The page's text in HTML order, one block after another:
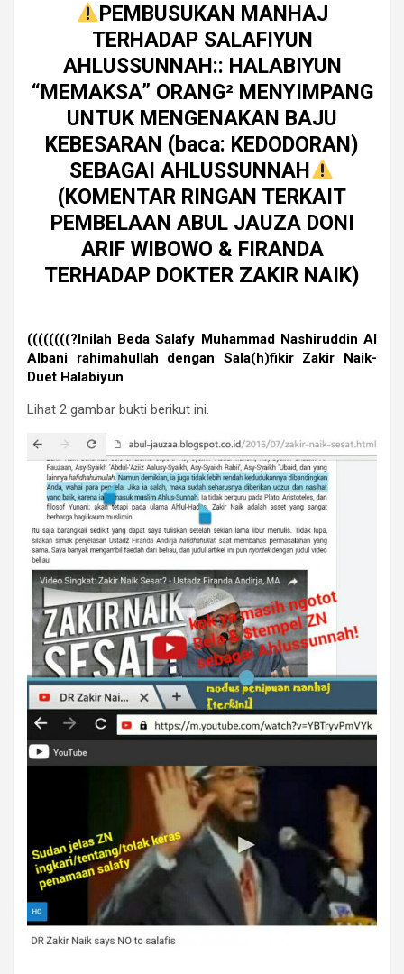
PEMBUSUKAN MANHAJ
TERHADAP SALAFIYUN
AHLUSSUNNAH:: HALABIYUN
“MEMAKSA” ORANG² MENYIMPANG
UNTUK MENGENAKAN BAJU
KEBESARAN (baca: KEDODORAN)
SEBAGAI AHLUSSUNNAH
(️KOMENTAR RINGAN TERKAIT
PEMBELAAN ABUL JAUZA DONI
ARIF WIBOWO & FIRANDA
TERHADAP DOKTER ZAKIR NAIK)
((((((((?Inilah Beda Salafy Muhammad Nashiruddin Al
Albani rahimahullah dengan Sala(h)fikir Zakir Naik-
Duet Halabiyun
Lihat 2 gambar bukti berikut ini.